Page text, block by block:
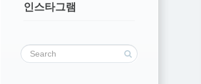
인스타그램